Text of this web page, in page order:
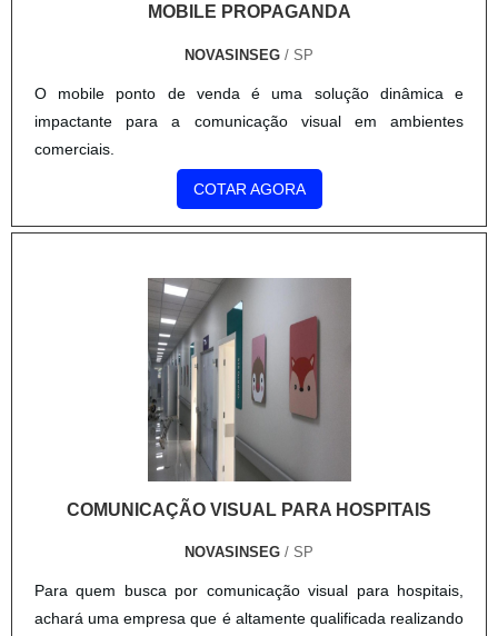
MOBILE PROPAGANDA
NOVASINSEG / SP
O mobile ponto de venda é uma solução dinâmica e
impactante para a comunicação visual em ambientes
comerciais.
COTAR AGORA
COMUNICAÇÃO VISUAL PARA HOSPITAIS
NOVASINSEG / SP
Para quem busca por comunicação visual para hospitais,
achará uma empresa que é altamente qualificada realizando